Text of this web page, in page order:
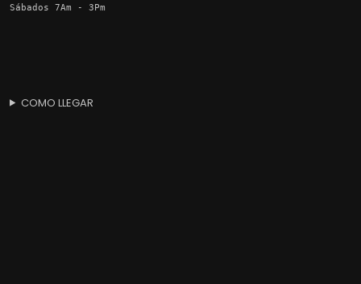
Sábados 7Am - 3Pm
COMO LLEGAR